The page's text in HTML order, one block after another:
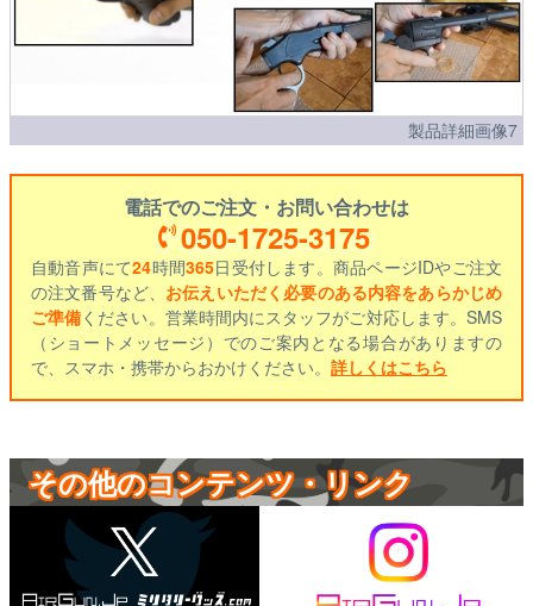
製品詳細画像7
電話でのご注文・お問い合わせは
050-1725-3175
自動音声にて24時間365日受付します。商品ページIDやご注文
の注文番号など、 お伝えいただく必要のある内容をあらかじめ
ご準備ください。営業時間内にスタッフがご対応します。SMS
（ショートメッセージ）でのご案内となる場合がありますの
で、スマホ・携帯からおかけください。 詳しくはこちら
その他のコンテンツ・リンク